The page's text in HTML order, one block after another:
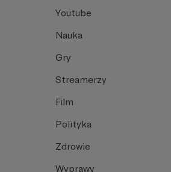
Youtube
Nauka
Gry
Streamerzy
Film
Polityka
Zdrowie
Wyprawy